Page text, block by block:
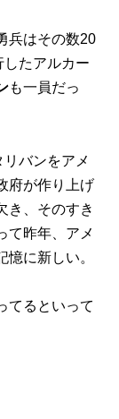
兵はその数20
たアルカー
も一員だっ
バンをアメ
府が作り上げ
き、そのすき
て昨年、アメ
に新しい。
てるといって